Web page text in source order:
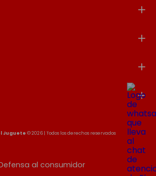
Juguete © 2026 | Todos los derechos reservados
al consumidor